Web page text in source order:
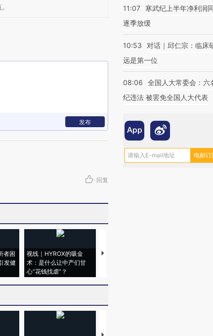
发布
· 回复
者困
发健
视线｜HYROX的吸金
术：是什么让中产们甘
心“花钱找虐”？
马航飞行员跨国走私7万
11:07
寒武纪上半年净利润
逐季放缓
10:53
对话｜邱仁宗：临床
远是第一位
08:06
全国人大常委会：六
纪违法 被罢免全国人大代表